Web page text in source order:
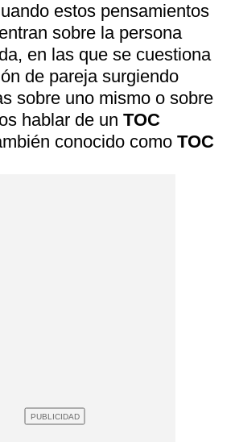
estos pensamientos
sobre la persona
en las que se cuestiona
de pareja surgiendo
sobre uno mismo o sobre
hablar de un TOC
conocido como TOC